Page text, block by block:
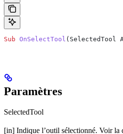
Sub OnSelectTool ( SelectedTool
Paramètres
SelectedTool
[in] Indique l’outil sélectionné. Voir la